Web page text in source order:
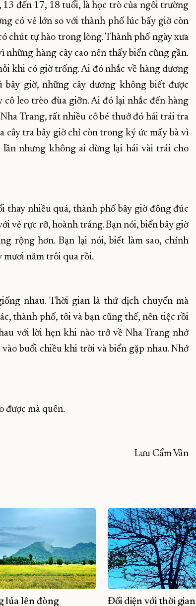
13 đến 17, 18 tuổi, là học trò của ngôi trường
có vẻ lớn so với thành phố lúc bấy giờ còn
chút tự hào trong lòng. Thành phố ngày xưa
hàng cây cao nên thấy biển cũng gần.
khi có giờ trống. Ai đó nhắc về hàng dương
giờ, những cây dương không biết được
leo trèo đùa giỡn. Ai đó lại nhắc đến hàng
Trang, rất nhiều cô bé thuở đó hái trái tra
cây tra bây giờ chỉ còn trong ký ức mấy bà vì
nhưng không ai dừng lại hái vài trái cho
thay nhiều quá, thành phố bây giờ đông đúc
vẻ rực rỡ, hoành tráng. Bạn nói, biển bây giờ
rộng hơn. Bạn lại nói, biết làm sao, chính
mươi năm trôi qua rồi.
nhau. Thời gian là thứ dịch chuyển mà
thành phố, tôi và bạn cũng thế, nên tiệc rồi
với lời hẹn khi nào trở về Nha Trang nhớ
buổi chiều khi trời và biển gặp nhau. Nhớ
được mà quên.
Lưu Cẩm Vân
lúa lên đòng Đối diện với thời gian